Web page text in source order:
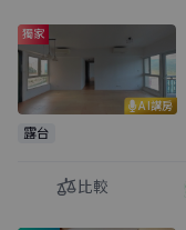
AI講房
獨家
露台
比較